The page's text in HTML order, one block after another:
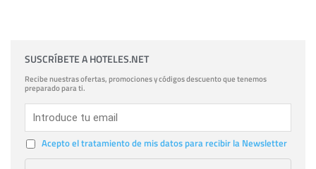
SUSCRÍBETE A HOTELES.NET
Recibe nuestras ofertas, promociones y códigos descuento que tenemos
preparado para ti.
Acepto el tratamiento de mis datos para recibir la Newsletter